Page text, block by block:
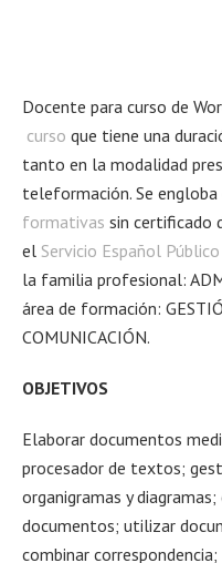
Docente para curso de
curso que tiene una
tanto en la modalidad
teleformación. Se
formativas sin certificado
el Servicio Español
la familia profesional:
área de formación:
COMUNICACIÓN.
OBJETIVOS
Elaborar documentos
procesador de textos;
organigramas y
documentos; utilizar
combinar